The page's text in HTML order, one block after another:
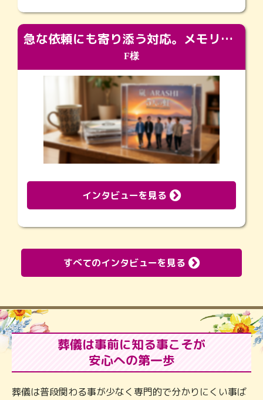
急な依頼にも寄り添う対応。メモリアルコーナーで振り返る大切な日々
F様
インタビューを見る
すべてのインタビューを見る
葬儀は事前に知る事こそが
安心への第一歩
葬儀は普段関わる事が少なく専門的で分かりにくい事ば